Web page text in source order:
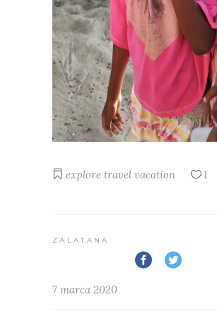
explore travel vacation 1
ZALATANA
7 marca 2020